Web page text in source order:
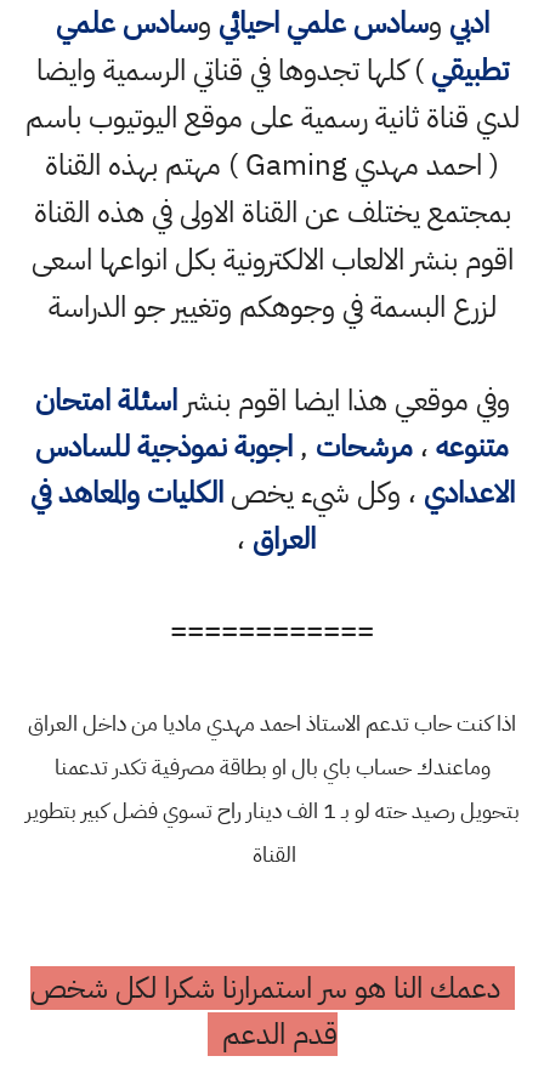
ادبي وسادس علمي احيائي وسادس علمي
تطبيقي) كلها تجدوها في قناتي الرسمية وايضا
لدي قناة ثانية رسمية على موقع اليوتيوب باسم
( احمد مهدي Gaming ) مهتم بهذه القناة
بمجتمع يختلف عن القناة الاولى في هذه القناة
اقوم بنشر الالعاب الالكترونية بكل انواعها اسعى
لزرع البسمة في وجوهكم وتغيير جو الدراسة
وفي موقعي هذا ايضا اقوم بنشراسئلة امتحان
متنوعه،مرشحات ,اجوبة نموذجية للسادس
الاعدادي ، وكل شيء يخصالكليات والمعاهد في
العراق ،
============
اذا كنت حاب تدعم الاستاذ احمد مهدي ماديا من داخل العراق
وماعندك حساب باي بال او بطاقة مصرفية تكدر تدعمنا
بتحويل رصيد حته لو بـ 1 الف دينار راح تسوي فضل كبير بتطوير
القناة
دعمك النا هو سر استمرارنا شكرا لكل شخص
قدم الدعم